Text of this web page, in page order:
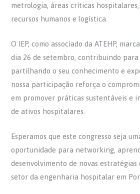
metrologia, áreas críticas
recursos humanos e logística.
O IEP, como associado da ATEHP,
dia 26 de setembro, contribuindo para
partilhando o seu conhecimento e
nossa participação reforça o
em promover práticas sustentáveis e
de ativos hospitalares.
Esperamos que este congresso seja
oportunidade para networking,
desenvolvimento de novas estratégias
setor da engenharia hospitalar em